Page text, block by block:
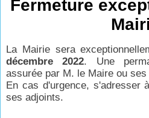
Fermeture
La Mairie sera
décembre 2022. Une
assurée par M. le Maire ou
En cas d'urgence, s'adresser
ses adjoints.